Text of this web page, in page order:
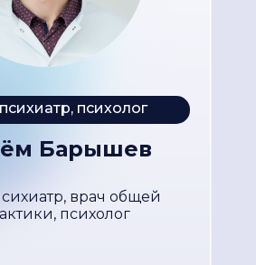
психолог
Барышев
врач общей
психолог